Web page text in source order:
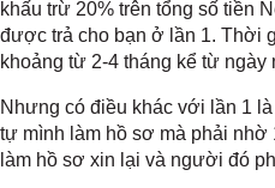
khấu trừ 20% trên tổng số tiền
được trả cho bạn ở lần 1. Thời
khoảng từ 2-4 tháng kể từ ngày
Nhưng có điều khác với lần 1
tự mình làm hồ sơ mà phải
làm hồ sơ xin lại và người đó